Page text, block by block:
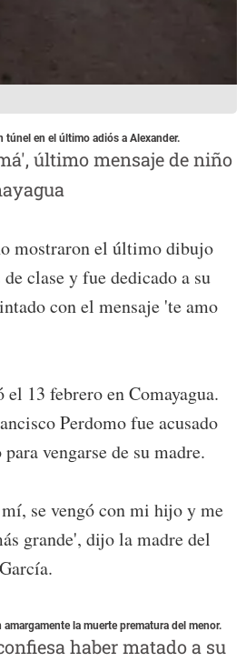
en el último adiós a Alexander.
último mensaje de niño
mostraron el último dibujo
clase y fue dedicado a su
con el mensaje 'te amo
13 febrero en Comayagua.
Perdomo fue acusado
vengarse de su madre.
se vengó con mi hijo y me
grande', dijo la madre del
la muerte prematura del menor.
haber matado a su